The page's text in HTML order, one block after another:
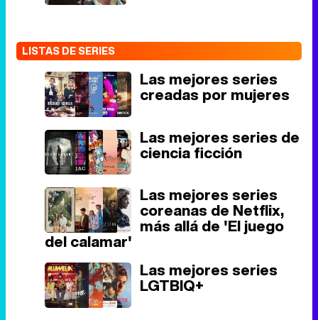
LISTAS DE SERIES
Las mejores series
creadas por mujeres
Las mejores series de
ciencia ficción
Las mejores series
coreanas de Netflix,
más allá de 'El juego
del calamar'
Las mejores series
LGTBIQ+